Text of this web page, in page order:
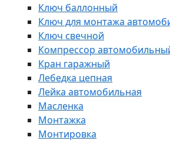
Ключ баллонный
Ключ для монтажа
Ключ свечной
Компрессор
Кран гаражный
Лебедка цепная
Лейка автомобильная
Масленка
Монтажка
Монтировка